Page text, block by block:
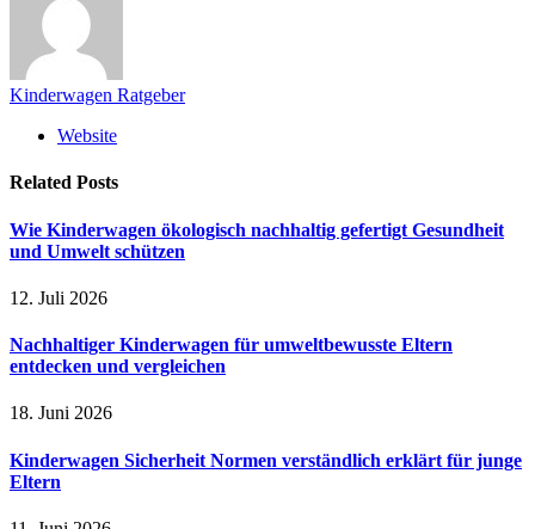
Kinderwagen Ratgeber
Website
Related Posts
Wie Kinderwagen ökologisch nachhaltig gefertigt Gesundheit
und Umwelt schützen
12. Juli 2026
Nachhaltiger Kinderwagen für umweltbewusste Eltern
entdecken und vergleichen
18. Juni 2026
Kinderwagen Sicherheit Normen verständlich erklärt für junge
Eltern